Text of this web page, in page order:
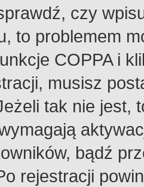
czy
to problemem
COPPA i
musisz
tak nie jest,
bądź
rejestracji